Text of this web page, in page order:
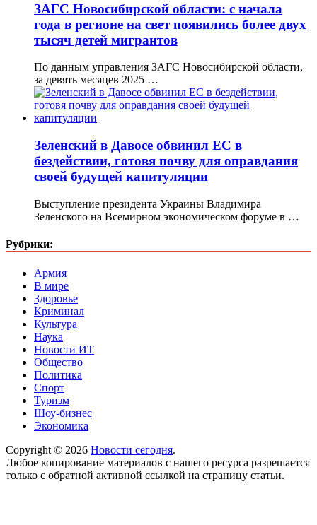
ЗАГС Новосибирской области: с начала
года в регионе на свет появились более двух
тысяч детей мигрантов
По данным управления ЗАГС Новосибирской области,
за девять месяцев 2025 …
Зеленский в Давосе обвинил ЕС в
бездействии, готовя почву для оправдания
своей будущей капитуляции
Выступление президента Украины Владимира
Зеленского на Всемирном экономическом форуме в …
Рубрики:
Армия
В мире
Здоровье
Криминал
Культура
Наука
Новости ИТ
Общество
Политика
Спорт
Туризм
Шоу-бизнес
Экономика
Copyright © 2026 Новости сегодня.
Любое копирование материалов с нашего ресурса разрешается
только с обратной активной ссылкой на страницу статьи.